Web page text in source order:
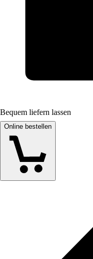
Bequem liefern lassen
Online bestellen